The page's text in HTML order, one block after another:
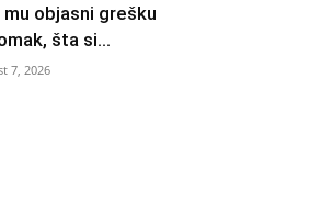
objasni grešku
šta si...
7, 2026